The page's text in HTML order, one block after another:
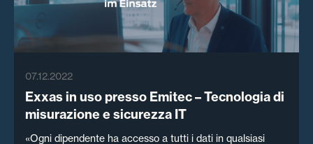
07.12.2022
Exxas in uso presso Emitec – Tecnologia di
misurazione e sicurezza IT
«Ogni dipendente ha accesso a tutti i dati in qualsiasi